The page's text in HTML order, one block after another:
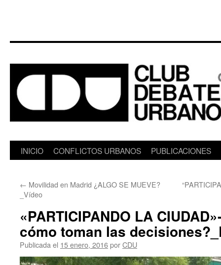
Saltar
contenido
INICIO CONFLICTOS URBANOS PUBLICACIONES
← Movilidad en Madrid ¿ALGO SE MUEVE?
_Vídeo
«PARTICIPANDO LA
cómo toman las
Publicada el 15 enero, 2016porCDU